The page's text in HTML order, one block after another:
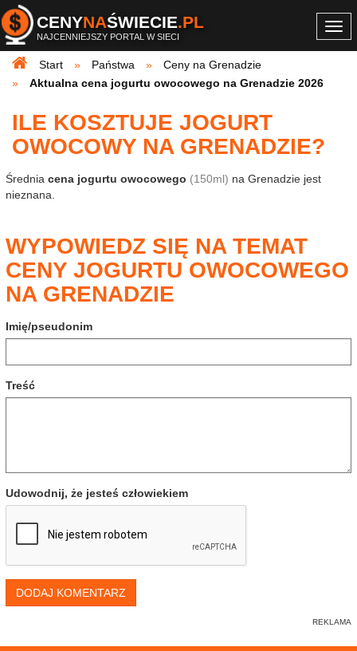
CENYNAŚWIECIE.PL
NAJCENNIEJSZY PORTAL W SIECI
Start
Państwa
Ceny na Grenadzie
Aktualna cena jogurtu owocowego na Grenadzie 2026
ILE KOSZTUJE JOGURT
OWOCOWY NA GRENADZIE?
Średnia cena jogurtu owocowego (150ml) na Grenadzie jest
nieznana.
WYPOWIEDZ SIĘ NA TEMAT
CENY JOGURTU OWOCOWEGO
NA GRENADZIE
Imię/pseudonim
Treść
Udowodnij, że jesteś człowiekiem
DODAJ KOMENTARZ